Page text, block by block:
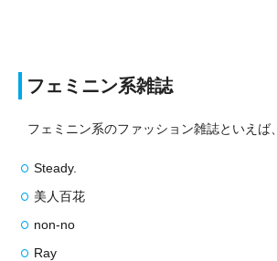
フェミニン系雑誌
フェミニン系のファッション雑誌といえば、
Steady.
美人百花
non-no
Ray